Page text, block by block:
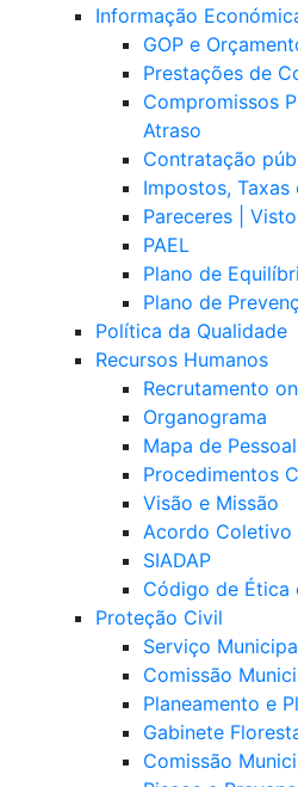
Informação
GOP e
Prestações de
Compromissos
Atraso
Contratação
Impostos, Taxas
Pareceres |
PAEL
Plano de
Plano de
Política da Qualidade
Recursos Humanos
Recrutamento
Organograma
Mapa de Pessoal
Procedimentos
Visão e Missão
Acordo Coletivo
SIADAP
Código de Ética
Proteção Civil
Serviço
Comissão
Planeamento e
Gabinete
Comissão